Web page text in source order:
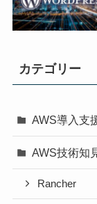
カテゴリー
AWS導入支
AWS技術知
Rancher